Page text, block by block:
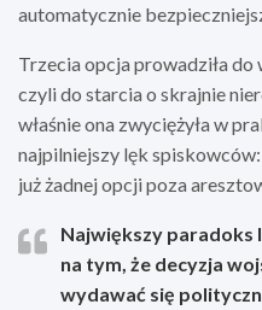
automatycznie
Trzecia opcja prowadziła do
czyli do starcia o skrajnie
właśnie ona zwyciężyła w
najpilniejszy lęk
już żadnej opcji poza
Największy paradoks
na tym, że decyzja
wydawać się